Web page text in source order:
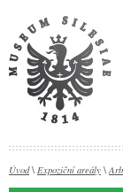
Úvod\ Expoziční areály \